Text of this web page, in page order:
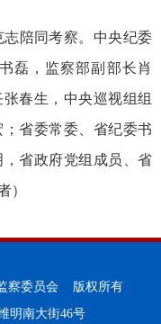
陪同考察。中央纪委
磊，监察部副部长肖
春生，中央巡视组组
省委常委、省纪委书
省政府党组成员、省
）
察委员会 版权所有
明南大街46号